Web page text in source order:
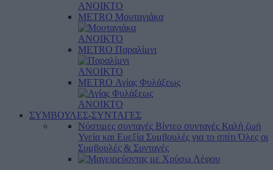
ΑΝΟΙΚΤΟ
METRO Μουταγιάκα
ΑΝΟΙΚΤΟ
METRO Παραλίμνι
ΑΝΟΙΚΤΟ
METRO Αγίας Φυλάξεως
ΑΝΟΙΚΤΟ
ΣΥΜΒΟΥΛΕΣ-ΣΥΝΤΑΓΕΣ
Νόστιμες συνταγές Βίντεο συνταγές Καλή ζωή
Υγεία και Ευεξία Συμβουλές για το σπίτι Όλες οι
Συμβουλές & Συνταγές